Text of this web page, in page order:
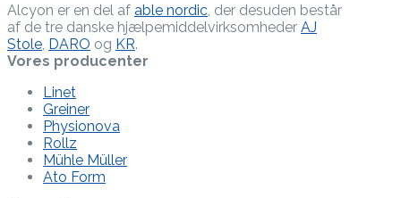
Alcyon er en del af able nordic, der desuden består
af de tre danske hjælpe­middel­virksomheder AJ
Stole, DARO og KR.
Vores producenter
Linet
Greiner
Physionova
Rollz
Mühle Müller
Ato Form